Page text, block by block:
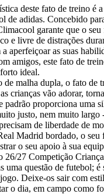
deste fato de treino é
de adidas. Concebido
garante que o
e livre de distrações
aperfeiçoar as suas
amigos, este fato de
ideal.
de malha dupla, o fato de
crianças vão adorar,
padrão proporciona uma
justo, nem muito largo
de liberdade de
Madrid bordado, o seu
o seu apoio à sua
26/27 Competição
uma questão de futebol; é
Deixe-os sair com
o dia, em campo como